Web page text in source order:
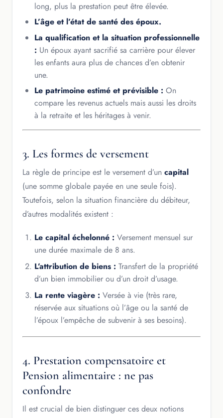
long, plus la prestation peut être élevée.
L’âge et l’état de santé des époux.
La qualification et la situation professionnelle
: Un époux ayant sacrifié sa carrière pour élever
les enfants aura plus de chances d’en obtenir
une.
Le patrimoine estimé et prévisible : On
compare les revenus actuels mais aussi les droits
à la retraite et les héritages à venir.
3. Les formes de versement
La règle de principe est le versement d’un capital
(une somme globale payée en une seule fois).
Toutefois, selon la situation financière du débiteur,
d’autres modalités existent :
Le capital échelonné : Versement mensuel sur
une durée maximale de 8 ans.
L’attribution de biens : Transfert de la propriété
d’un bien immobilier ou d’un droit d’usage.
La rente viagère : Versée à vie (très rare,
réservée aux situations où l’âge ou la santé de
l’époux l’empêche de subvenir à ses besoins).
4. Prestation compensatoire et
Pension alimentaire : ne pas
confondre
Il est crucial de bien distinguer ces deux notions